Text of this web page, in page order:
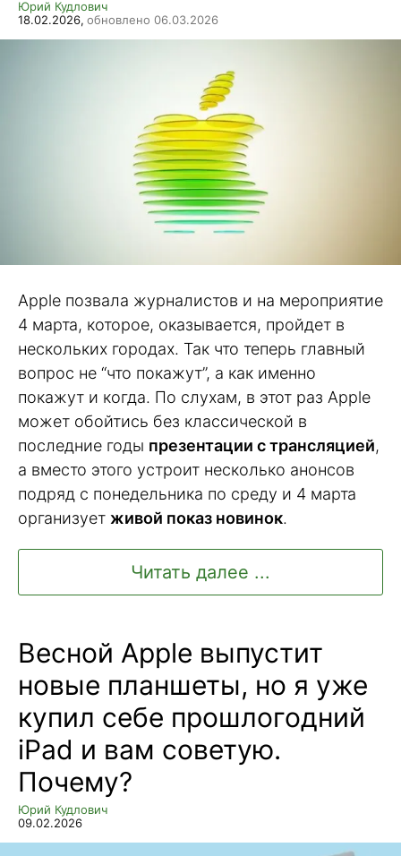
Юрий Кудлович
18.02.2026, обновлено 06.03.2026
Apple позвала журналистов и на мероприятие
4 марта, которое, оказывается, пройдет в
нескольких городах. Так что теперь главный
вопрос не “что покажут”, а как именно
покажут и когда. По слухам, в этот раз Apple
может обойтись без классической в
последние годы презентации с трансляцией,
а вместо этого устроит несколько анонсов
подряд с понедельника по среду и 4 марта
организует живой показ новинок.
Читать далее ...
Весной Apple выпустит
новые планшеты, но я уже
купил себе прошлогодний
iPad и вам советую.
Почему?
Юрий Кудлович
09.02.2026